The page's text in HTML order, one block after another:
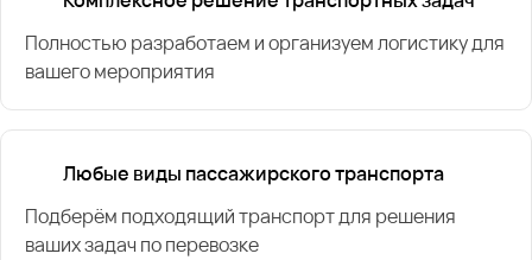
Полностью разработаем и организуем логистику для
вашего мероприятия
Любые виды пассажирского транспорта
Подберём подходящий транспорт для решения
ваших задач по перевозке